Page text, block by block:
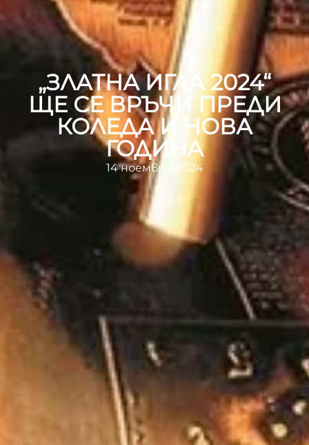
„ЗЛАТНА ИГЛА 2024“
ЩЕ СЕ ВРЪЧИ ПРЕДИ
КОЛЕДА И НОВА
ГОДИНА
14 ноември 2024